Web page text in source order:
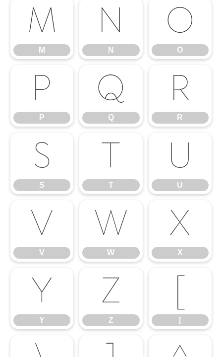
M
M
N
N
O
O
P
P
Q
Q
R
R
S
S
T
T
U
U
V
V
W
W
X
X
Y
Y
Z
Z
[
[